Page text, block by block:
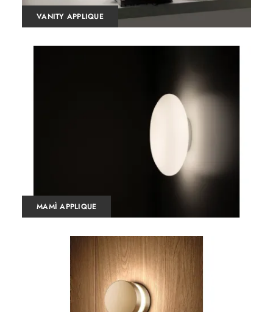
VANITY APPLIQUE
MAMÌ APPLIQUE